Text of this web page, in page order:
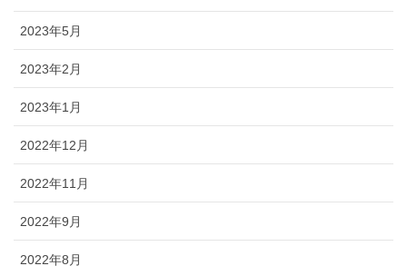
2023年5月
2023年2月
2023年1月
2022年12月
2022年11月
2022年9月
2022年8月